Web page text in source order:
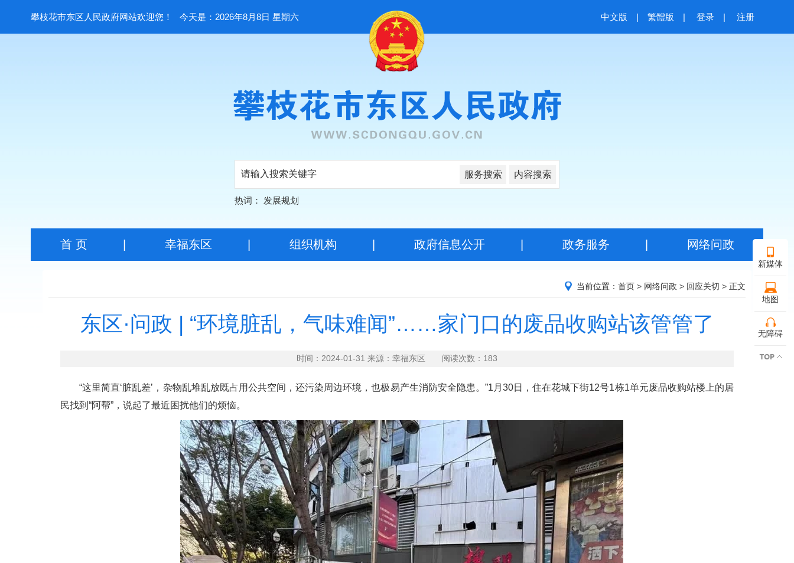
攀枝花市东区人民政府网站欢迎您！ 今天是：2026年8月8日 星期六 中文版 | 繁體版 | 登录 | 注册
服务搜索 内容搜索
热词： 发展规划
新媒体
地图
无障碍
首 页| 幸福东区 组织机构 政府信息公开| 政务服务 网络问政
当前位置： 首页 > 网络问政 > 回应关切 > 正文
东区·问政 | “环境脏乱，气味难闻”……家门口的废品收购站该管管了
时间：2024-01-31 来源：幸福东区 阅读次数： 183
“这里简直‘脏乱差’，杂物乱堆乱放既占用公共空间，还污染周边环境，也极易产生消防安全隐患。”1月30日，住在花城下街12号1栋1单元废品收购站楼上的居
民找到“阿帮”，说起了最近困扰他们的烦恼。